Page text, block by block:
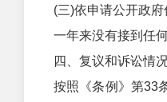
(三)依申请公开政府
一年来没有接到任何
四、复议和诉讼情
按照《条例》第33条